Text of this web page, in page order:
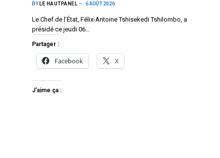
BY LE HAUTPANEL 6 AOÛT 2026
Le Chef de l’État, Félix-Antoine Tshisekedi Tshilombo, a
présidé ce jeudi 06…
Partager :
Facebook X
J’aime ça :